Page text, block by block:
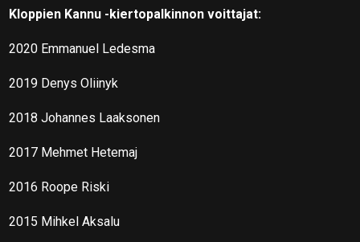
Kloppien Kannu -kiertopalkinnon voittajat:
2020 Emmanuel Ledesma
2019 Denys Oliinyk
2018 Johannes Laaksonen
2017 Mehmet Hetemaj
2016 Roope Riski
2015 Mihkel Aksalu